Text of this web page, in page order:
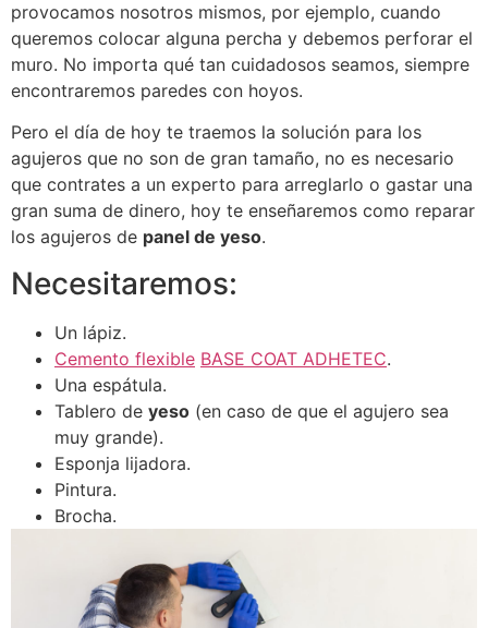
provocamos nosotros mismos, por ejemplo, cuando
queremos colocar alguna percha y debemos perforar el
muro. No importa qué tan cuidadosos seamos, siempre
encontraremos paredes con hoyos.
Pero el día de hoy te traemos la solución para los
agujeros que no son de gran tamaño, no es necesario
que contrates a un experto para arreglarlo o gastar una
gran suma de dinero, hoy te enseñaremos como reparar
los agujeros de panel de yeso.
Necesitaremos:
Un lápiz.
Cemento flexible BASE COAT ADHETEC.
Una espátula.
Tablero de yeso (en caso de que el agujero sea
muy grande).
Esponja lijadora.
Pintura.
Brocha.